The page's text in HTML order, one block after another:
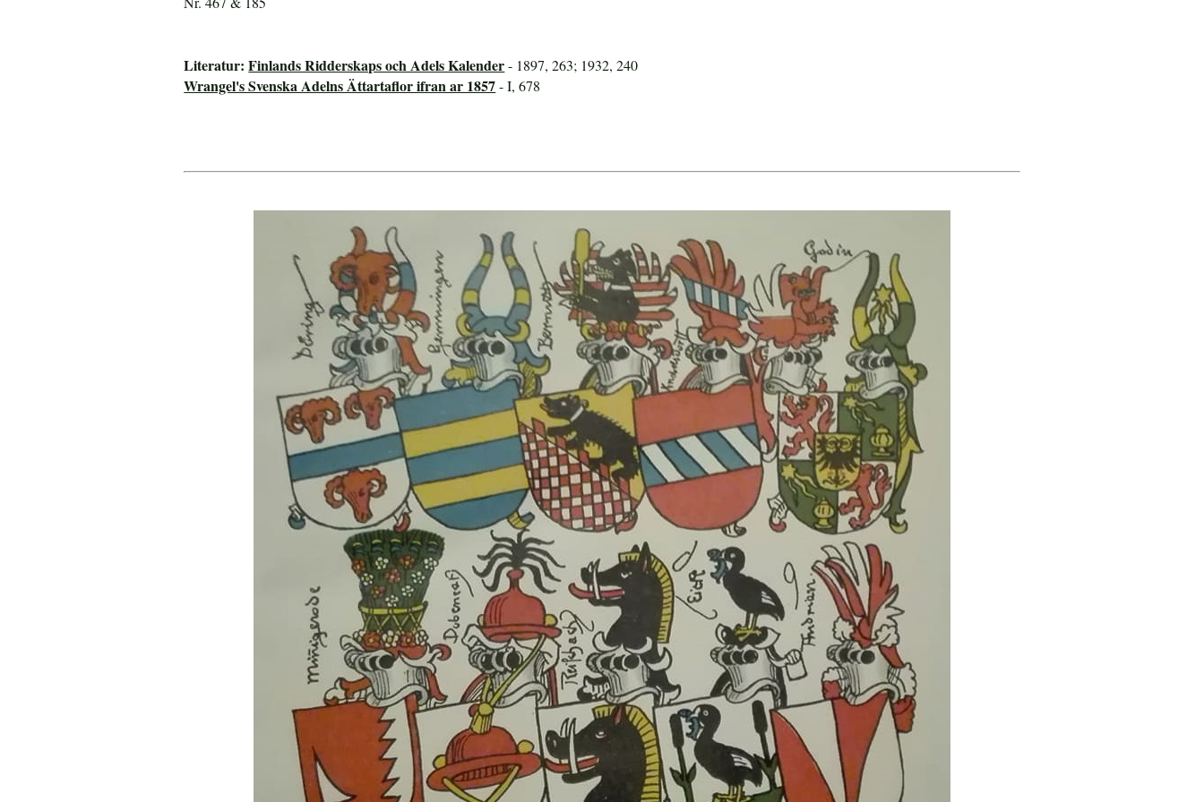
Literatur:Finlands Ridderskaps och Adels Kalender- 1897, 263; 1932, 240
Wrangel's Svenska Adelns Ättartaflor ifran ar 1857- I, 678